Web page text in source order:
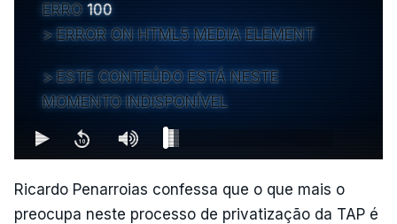
ERRO 100
ERROR ON HTML5 MEDIA ELEMENT
ESTE CONTEÚDO ESTÁ NESTE
MOMENTO INDISPONÍVEL
Ricardo Penarroias confessa que o que mais o
preocupa neste processo de privatização da TAP é